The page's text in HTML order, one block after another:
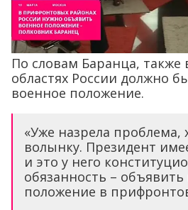
По словам Баранца,
областях России должно
военное положение.
«Уже назрела проблема,
волынку. Президент
и это у него
обязанность –
положение в